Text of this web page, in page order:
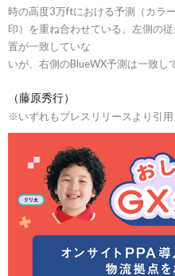
時の高度3万ftにおける予測（カラ
印）を重ね合わせている。左側の
置が一致していな
いが、右側のBlueWX予測は一致し
（藤原秀行）
※いずれもプレスリリースより引用